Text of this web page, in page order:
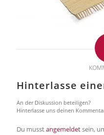
Hinterlasse
An der Diskussion beteiligen?
Hinterlasse uns deinen
Du musstangemeldetsein,